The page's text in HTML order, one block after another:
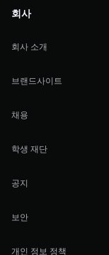
회사
회사 소개
브랜드사이트
채용
학생 재단
공지
보안
개인 정보 정책